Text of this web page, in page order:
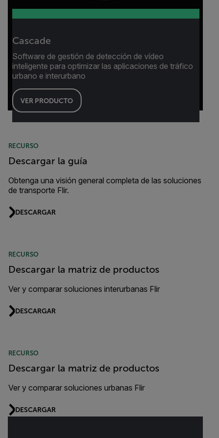
Cascade
Software de gestión de detección de vídeo
inteligente para optimizar las aplicaciones de tráfico
urbano e interurbano
VER PRODUCTO
RECURSO
Descargar la guía
Obtenga una visión general completa de las soluciones
de transporte Flir.
DESCARGAR
RECURSO
Descargar la matriz de productos
Ver y comparar soluciones interurbanas Flir
DESCARGAR
RECURSO
Descargar la matriz de productos
Ver y comparar soluciones urbanas Flir
DESCARGAR